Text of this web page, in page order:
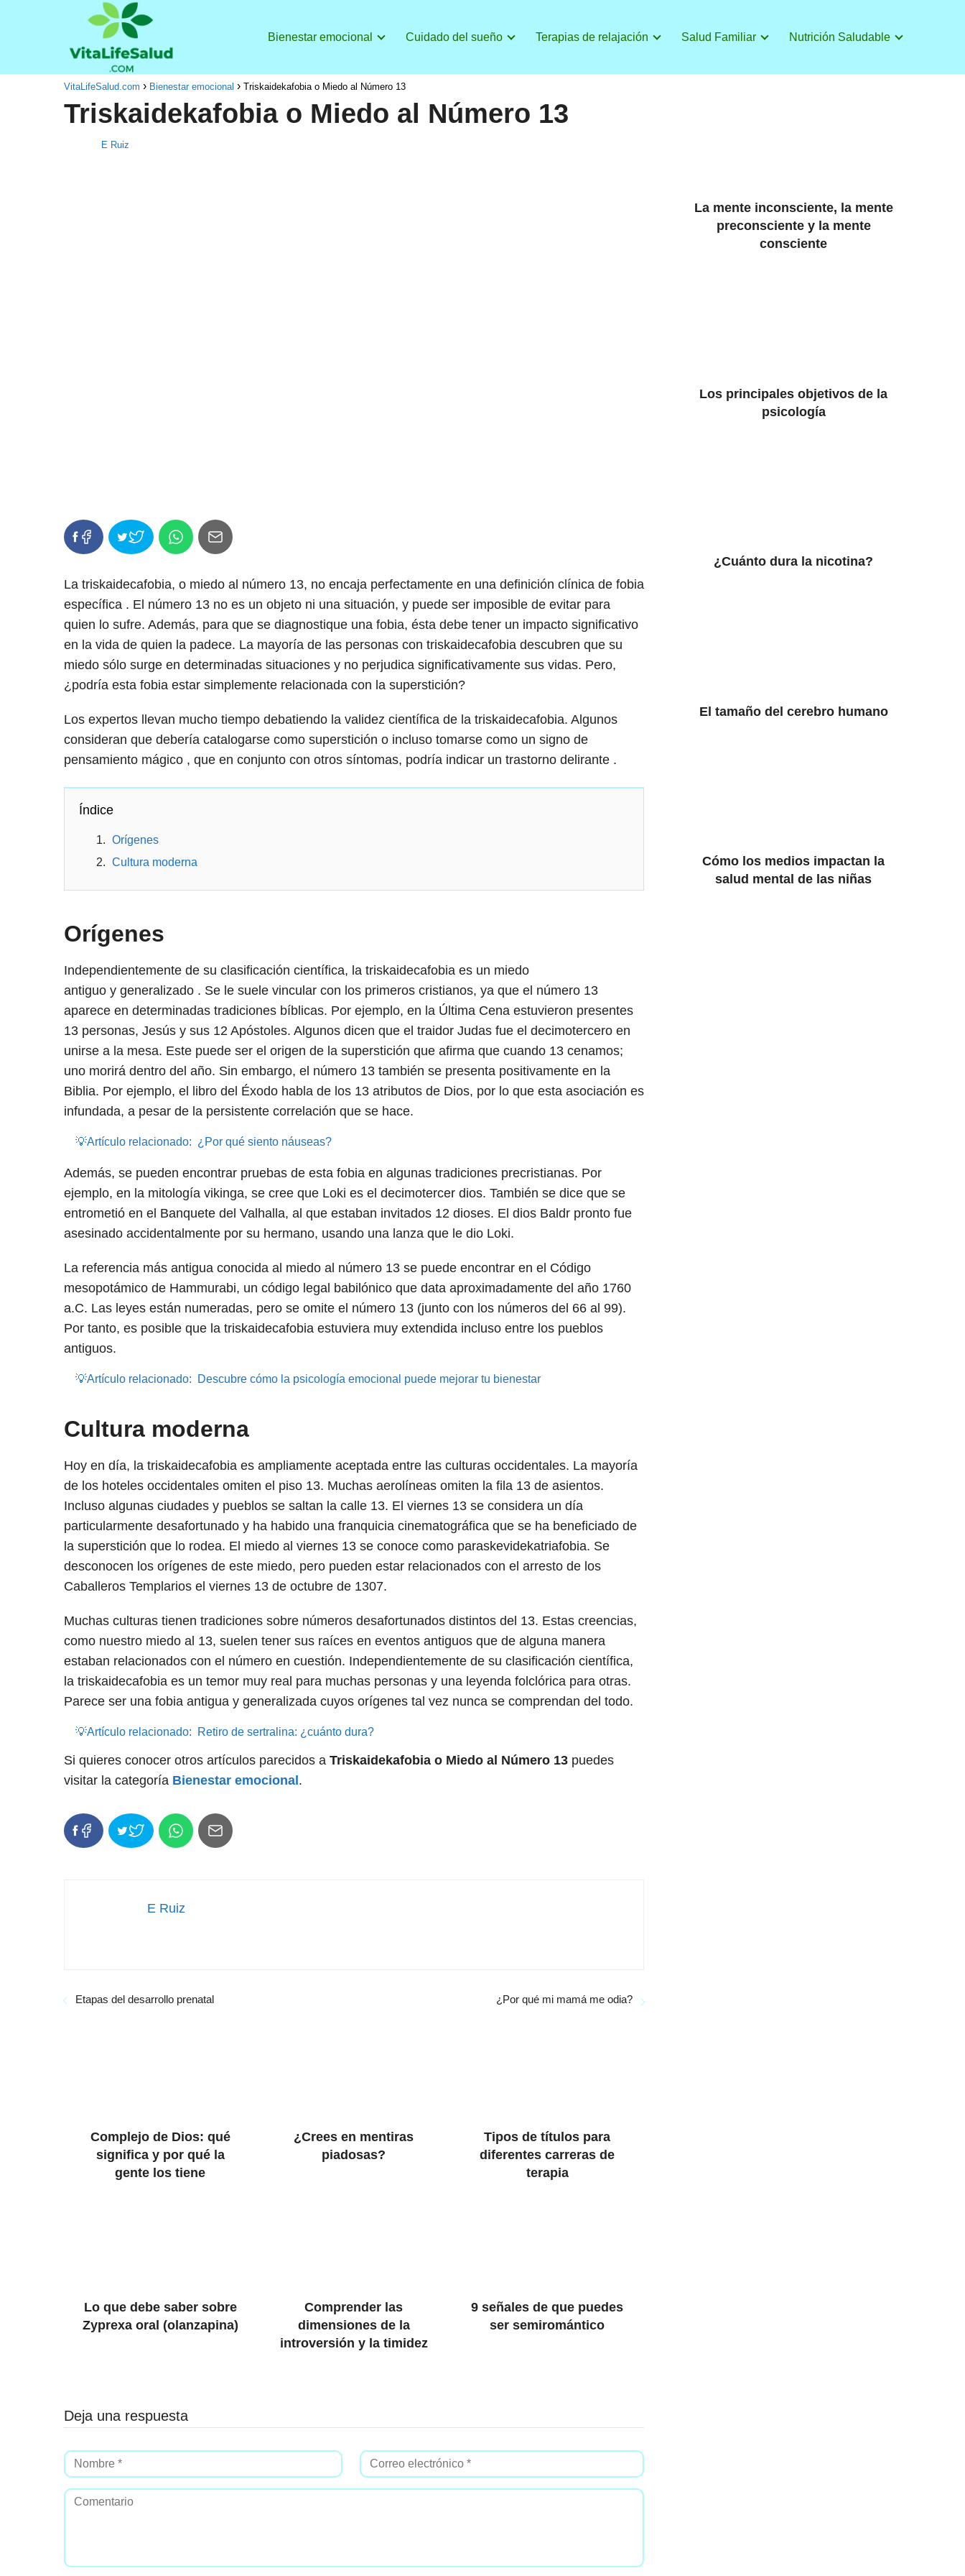
Bienestar emocional Cuidado del sueño Terapias de relajación Salud Familiar Nutrición Saludable
VitaLifeSalud.com Bienestar emocional Triskaidekafobia o Miedo al Número 13
Triskaidekafobia o Miedo al Número 13
E Ruiz
La triskaidecafobia, o miedo al número 13, no encaja perfectamente en una definición clínica de fobia
específica . El número 13 no es un objeto ni una situación, y puede ser imposible de evitar para
quien lo sufre. Además, para que se diagnostique una fobia, ésta debe tener un impacto significativo
en la vida de quien la padece. La mayoría de las personas con triskaidecafobia descubren que su
miedo sólo surge en determinadas situaciones y no perjudica significativamente sus vidas. Pero,
¿podría esta fobia estar simplemente relacionada con la superstición?
Los expertos llevan mucho tiempo debatiendo la validez científica de la triskaidecafobia. Algunos
consideran que debería catalogarse como superstición o incluso tomarse como un signo de
pensamiento mágico , que en conjunto con otros síntomas, podría indicar un trastorno delirante .
Índice
Orígenes
Cultura moderna
Orígenes
Independientemente de su clasificación científica, la triskaidecafobia es un miedo
antiguo y generalizado . Se le suele vincular con los primeros cristianos, ya que el número 13
aparece en determinadas tradiciones bíblicas. Por ejemplo, en la Última Cena estuvieron presentes
13 personas, Jesús y sus 12 Apóstoles. Algunos dicen que el traidor Judas fue el decimotercero en
unirse a la mesa. Este puede ser el origen de la superstición que afirma que cuando 13 cenamos;
uno morirá dentro del año. Sin embargo, el número 13 también se presenta positivamente en la
Biblia. Por ejemplo, el libro del Éxodo habla de los 13 atributos de Dios, por lo que esta asociación es
infundada, a pesar de la persistente correlación que se hace.
💡Artículo relacionado: ¿Por qué siento náuseas?
Además, se pueden encontrar pruebas de esta fobia en algunas tradiciones precristianas. Por
ejemplo, en la mitología vikinga, se cree que Loki es el decimotercer dios. También se dice que se
entrometió en el Banquete del Valhalla, al que estaban invitados 12 dioses. El dios Baldr pronto fue
asesinado accidentalmente por su hermano, usando una lanza que le dio Loki.
La referencia más antigua conocida al miedo al número 13 se puede encontrar en el Código
mesopotámico de Hammurabi, un código legal babilónico que data aproximadamente del año 1760
a.C. Las leyes están numeradas, pero se omite el número 13 (junto con los números del 66 al 99).
Por tanto, es posible que la triskaidecafobia estuviera muy extendida incluso entre los pueblos
antiguos.
💡Artículo relacionado: Descubre cómo la psicología emocional puede mejorar tu bienestar
Cultura moderna
Hoy en día, la triskaidecafobia es ampliamente aceptada entre las culturas occidentales. La mayoría
de los hoteles occidentales omiten el piso 13. Muchas aerolíneas omiten la fila 13 de asientos.
Incluso algunas ciudades y pueblos se saltan la calle 13. El viernes 13 se considera un día
particularmente desafortunado y ha habido una franquicia cinematográfica que se ha beneficiado de
la superstición que lo rodea. El miedo al viernes 13 se conoce como paraskevidekatriafobia. Se
desconocen los orígenes de este miedo, pero pueden estar relacionados con el arresto de los
Caballeros Templarios el viernes 13 de octubre de 1307.
Muchas culturas tienen tradiciones sobre números desafortunados distintos del 13. Estas creencias,
como nuestro miedo al 13, suelen tener sus raíces en eventos antiguos que de alguna manera
estaban relacionados con el número en cuestión. Independientemente de su clasificación científica,
la triskaidecafobia es un temor muy real para muchas personas y una leyenda folclórica para otras.
Parece ser una fobia antigua y generalizada cuyos orígenes tal vez nunca se comprendan del todo.
💡Artículo relacionado: Retiro de sertralina: ¿cuánto dura?
Si quieres conocer otros artículos parecidos a Triskaidekafobia o Miedo al Número 13puedes
visitar la categoría Bienestar emocional .
E Ruiz
Etapas del desarrollo prenatal ¿Por qué mi mamá me odia?
Complejo de Dios: qué
significa y por qué la
gente los tiene
¿Crees en mentiras
piadosas?
Tipos de títulos para
diferentes carreras de
terapia
Lo que debe saber sobre
Zyprexa oral (olanzapina)
Comprender las
dimensiones de la
introversión y la timidez
9 señales de que puedes
ser semiromántico
Deja una respuesta
La mente inconsciente, la mente
preconsciente y la mente
consciente
Los principales objetivos de la
psicología
¿Cuánto dura la nicotina?
El tamaño del cerebro humano
Cómo los medios impactan la
salud mental de las niñas